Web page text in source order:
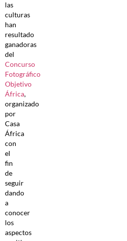
las
culturas
han
resultado
ganadoras
del
Concurso
Fotográfico
Objetivo
África,
organizado
por
Casa
África
con
el
fin
de
seguir
dando
a
conocer
los
aspectos